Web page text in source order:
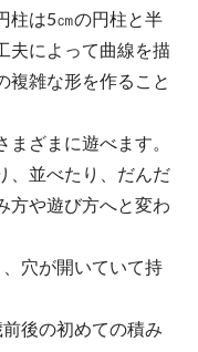
柱は5㎝の円柱と半
夫によって曲線を描
複雑な形を作ること
ざまに遊べます。
、並べたり、だんだ
方や遊び方へと変わ
穴が開いていて持
後の初めての積み